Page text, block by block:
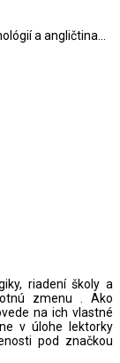
a angličtina...
riadení školy a
zmenu . Ako
na ich vlastné
v úlohe lektorky
pod značkou